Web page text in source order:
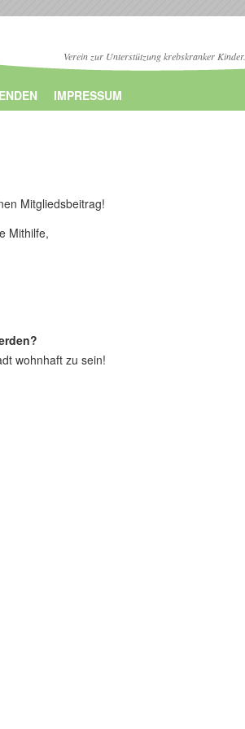
Verein zur Unterstützung krebskranker Kinder.
IMPRESSUM
Mitgliedsbeitrag!
Mithilfe,
wohnhaft zu sein!